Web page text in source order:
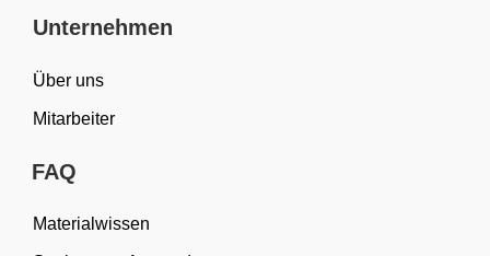
Unternehmen
Über uns
Mitarbeiter
FAQ
Materialwissen